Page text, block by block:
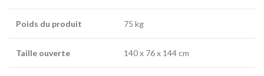
Poids du produit 75 kg
Taille ouverte 140 x 76 x 144 cm